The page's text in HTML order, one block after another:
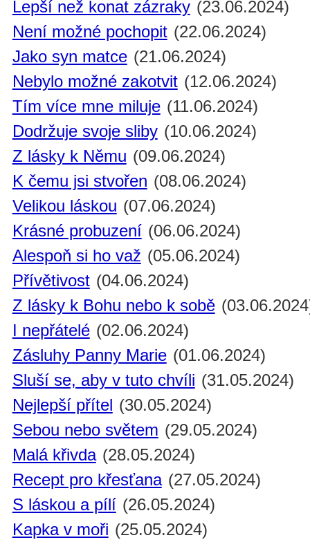
Lepší než konat zázraky (23.06.2024)
Není možné pochopit (22.06.2024)
Jako syn matce (21.06.2024)
Nebylo možné zakotvit (12.06.2024)
Tím více mne miluje (11.06.2024)
Dodržuje svoje sliby (10.06.2024)
Z lásky k Němu (09.06.2024)
K čemu jsi stvořen (08.06.2024)
Velikou láskou (07.06.2024)
Krásné probuzení (06.06.2024)
Alespoň si ho važ (05.06.2024)
Přívětivost (04.06.2024)
Z lásky k Bohu nebo k sobě
I nepřátelé (02.06.2024)
Zásluhy Panny Marie (01.06.2024)
Sluší se, aby v tuto chvíli (31.05.2024)
Nejlepší přítel (30.05.2024)
Sebou nebo světem (29.05.2024)
Malá křivda (28.05.2024)
Recept pro křesťana (27.05.2024)
S láskou a pílí (26.05.2024)
Kapka v moři (25.05.2024)